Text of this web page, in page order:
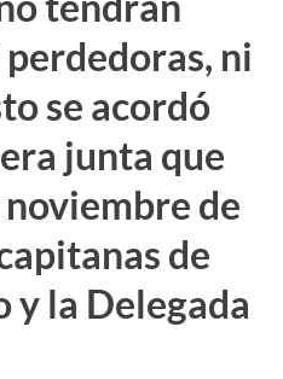
ni
se acordó
junta que
de
de
y la Delegada